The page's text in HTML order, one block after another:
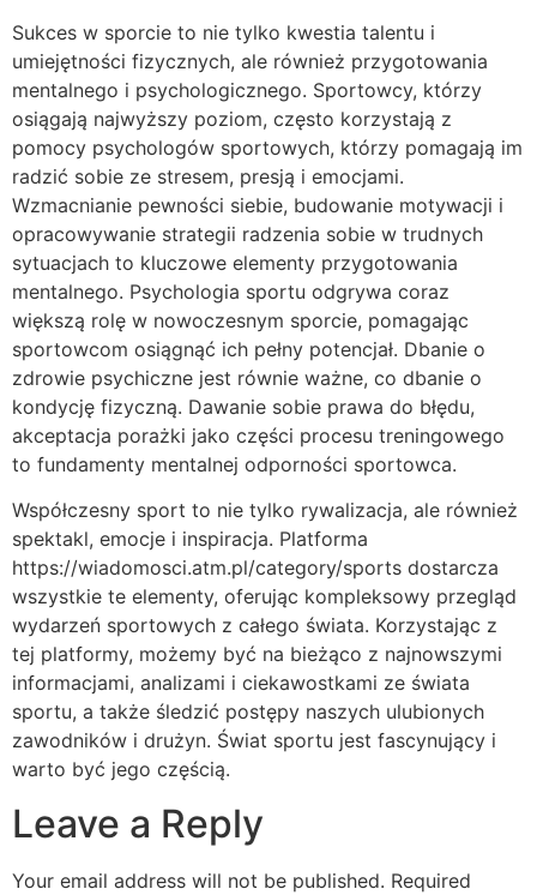
Sukces w sporcie to nie tylko kwestia talentu i
umiejętności fizycznych, ale również przygotowania
mentalnego i psychologicznego. Sportowcy, którzy
osiągają najwyższy poziom, często korzystają z
pomocy psychologów sportowych, którzy pomagają im
radzić sobie ze stresem, presją i emocjami.
Wzmacnianie pewności siebie, budowanie motywacji i
opracowywanie strategii radzenia sobie w trudnych
sytuacjach to kluczowe elementy przygotowania
mentalnego. Psychologia sportu odgrywa coraz
większą rolę w nowoczesnym sporcie, pomagając
sportowcom osiągnąć ich pełny potencjał. Dbanie o
zdrowie psychiczne jest równie ważne, co dbanie o
kondycję fizyczną. Dawanie sobie prawa do błędu,
akceptacja porażki jako części procesu treningowego
to fundamenty mentalnej odporności sportowca.
Współczesny sport to nie tylko rywalizacja, ale również
spektakl, emocje i inspiracja. Platforma
https://wiadomosci.atm.pl/category/sports dostarcza
wszystkie te elementy, oferując kompleksowy przegląd
wydarzeń sportowych z całego świata. Korzystając z
tej platformy, możemy być na bieżąco z najnowszymi
informacjami, analizami i ciekawostkami ze świata
sportu, a także śledzić postępy naszych ulubionych
zawodników i drużyn. Świat sportu jest fascynujący i
warto być jego częścią.
Leave a Reply
Your email address will not be published. Required